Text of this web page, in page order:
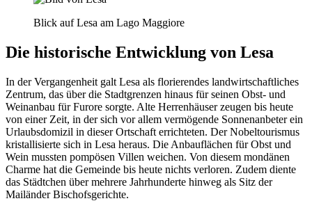
Blick auf Lesa am Lago Maggiore
Die historische Entwicklung von Lesa
In der Vergangenheit galt Lesa als florierendes landwirtschaftliches
Zentrum, das über die Stadtgrenzen hinaus für seinen Obst- und
Weinanbau für Furore sorgte. Alte Herrenhäuser zeugen bis heute
von einer Zeit, in der sich vor allem vermögende Sonnenanbeter ein
Urlaubsdomizil in dieser Ortschaft errichteten. Der Nobeltourismus
kristallisierte sich in Lesa heraus. Die Anbauflächen für Obst und
Wein mussten pompösen Villen weichen. Von diesem mondänen
Charme hat die Gemeinde bis heute nichts verloren. Zudem diente
das Städtchen über mehrere Jahrhunderte hinweg als Sitz der
Mailänder Bischofsgerichte.